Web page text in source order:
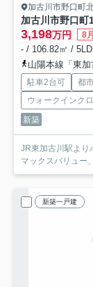
加古川市野口町
加古川市野口町
3,198万円 8
- / 106.82㎡ /
山陽本線「東
駐車2台可 都
ウォークインク
新築
JR東加古川駅より
マックスバリュー
新築一戸建